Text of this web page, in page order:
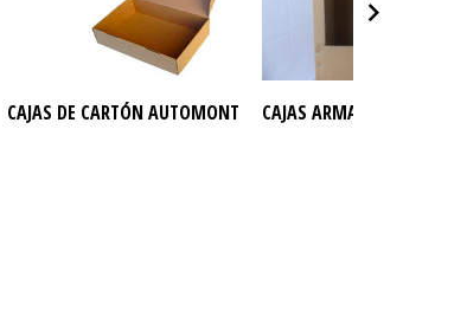
CAJAS DE CARTÓN AUTOMONTABLESCAJAS ARMARIO PARA